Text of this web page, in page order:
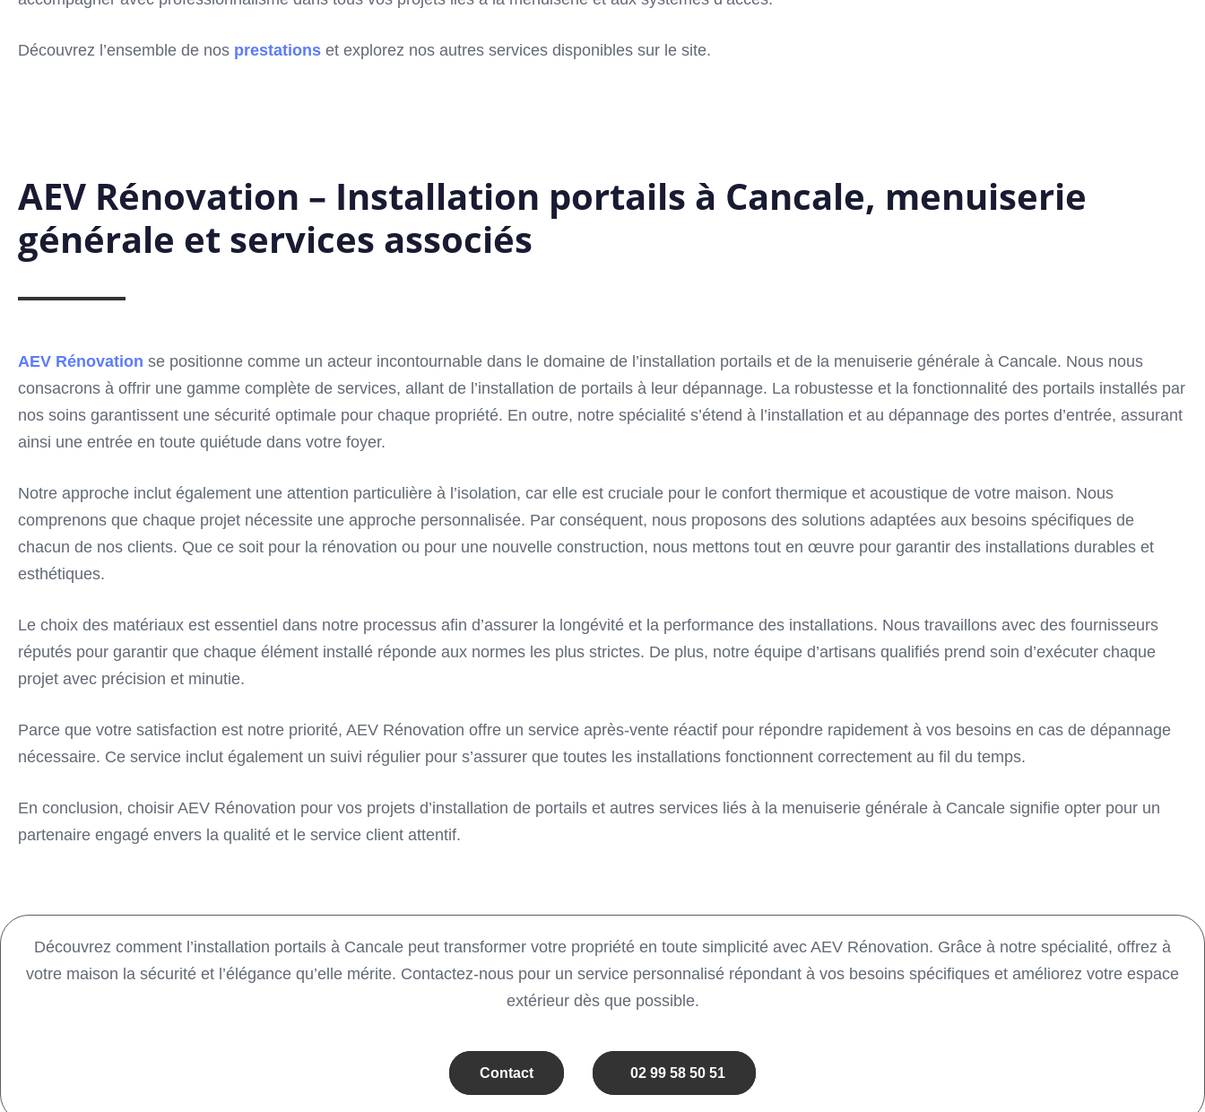
Découvrez l’ensemble de nos prestations et explorez nos autres services disponibles sur le site.
AEV Rénovation – Installation portails à Cancale, menuiserie
générale et services associés
AEV Rénovation se positionne comme un acteur incontournable dans le domaine de l’installation portails et de la menuiserie générale à Cancale. Nous nous
consacrons à offrir une gamme complète de services, allant de l’installation de portails à leur dépannage. La robustesse et la fonctionnalité des portails installés par
nos soins garantissent une sécurité optimale pour chaque propriété. En outre, notre spécialité s’étend à l’installation et au dépannage des portes d’entrée, assurant
ainsi une entrée en toute quiétude dans votre foyer.
Notre approche inclut également une attention particulière à l’isolation, car elle est cruciale pour le confort thermique et acoustique de votre maison. Nous
comprenons que chaque projet nécessite une approche personnalisée. Par conséquent, nous proposons des solutions adaptées aux besoins spécifiques de
chacun de nos clients. Que ce soit pour la rénovation ou pour une nouvelle construction, nous mettons tout en œuvre pour garantir des installations durables et
esthétiques.
Le choix des matériaux est essentiel dans notre processus afin d’assurer la longévité et la performance des installations. Nous travaillons avec des fournisseurs
réputés pour garantir que chaque élément installé réponde aux normes les plus strictes. De plus, notre équipe d’artisans qualifiés prend soin d’exécuter chaque
projet avec précision et minutie.
Parce que votre satisfaction est notre priorité, AEV Rénovation offre un service après-vente réactif pour répondre rapidement à vos besoins en cas de dépannage
nécessaire. Ce service inclut également un suivi régulier pour s’assurer que toutes les installations fonctionnent correctement au fil du temps.
En conclusion, choisir AEV Rénovation pour vos projets d’installation de portails et autres services liés à la menuiserie générale à Cancale signifie opter pour un
partenaire engagé envers la qualité et le service client attentif.
Découvrez comment l’installation portails à Cancale peut transformer votre propriété en toute simplicité avec AEV Rénovation. Grâce à notre spécialité, offrez à
votre maison la sécurité et l’élégance qu’elle mérite. Contactez-nous pour un service personnalisé répondant à vos besoins spécifiques et améliorez votre espace
extérieur dès que possible.
Contact 02 99 58 50 51